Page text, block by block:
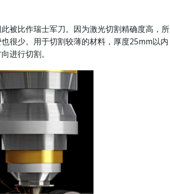
被比作瑞士军刀。因为激光切割精确度高，所
很少。用于切割较薄的材料，厚度25mm以内
进行切割。